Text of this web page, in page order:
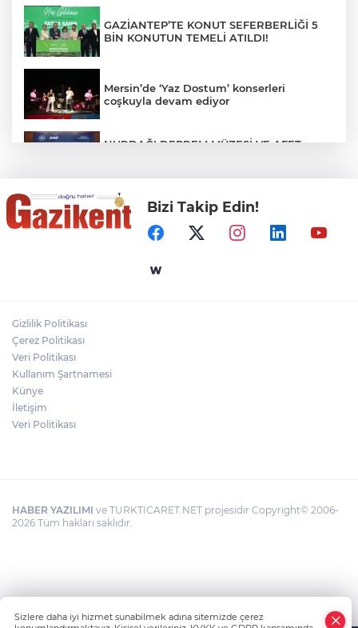
GAZİANTEP’TE KONUT SEFERBERLİĞİ 5
BİN KONUTUN TEMELİ ATILDI!
Mersin’de ‘Yaz Dostum’ konserleri
coşkuyla devam ediyor
NURDAĞI DEPREM MÜZESİ VE AFET
Türkiye'nin Kaderini Değiştiren Gün!
Halef Bilgiç'ten Lozan'ın Yıl Dönümünde
Anlamlı Mesaj!
HAMİLELER DENİZE VEYA HAVUZA
Bizi Takip Edin!
Gizlilik Politikası
Çerez Politikası
Veri Politikası
Kullanım Şartnamesi
Künye
İletişim
Veri Politikası
HABER YAZILIMI ve TURKTICARET.NET projesidir Copyright© 2006-
2026 Tüm hakları saklıdır.
Sizlere daha iyi hizmet sunabilmek adına sitemizde çerez